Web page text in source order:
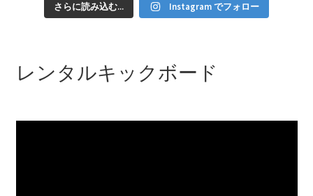
さらに読み込む... Instagram でフォロー
レンタルキックボード